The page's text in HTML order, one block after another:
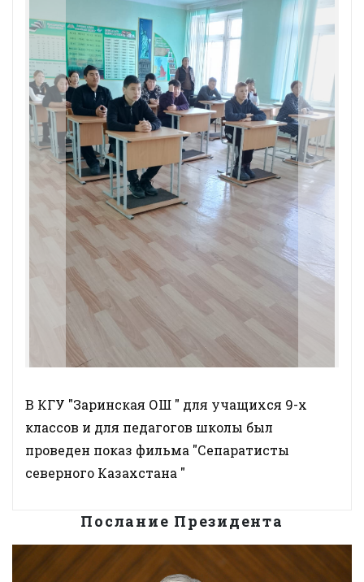
Previous Next
В КГУ "Заринская ОШ " для учащихся 9-х
классов и для педагогов школы был
проведен показ фильма "Сепаратисты
северного Казахстана "
Послание Президента